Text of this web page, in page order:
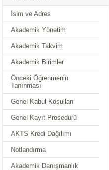
İsim ve Adres
Akademik Yönetim
Akademik Takvim
Akademik Birimler
Önceki Öğrenmenin
Tanınması
Genel Kabul Koşulları
Genel Kayıt Prosedürü
AKTS Kredi Dağılımı
Notlandırma
Akademik Danışmanlık